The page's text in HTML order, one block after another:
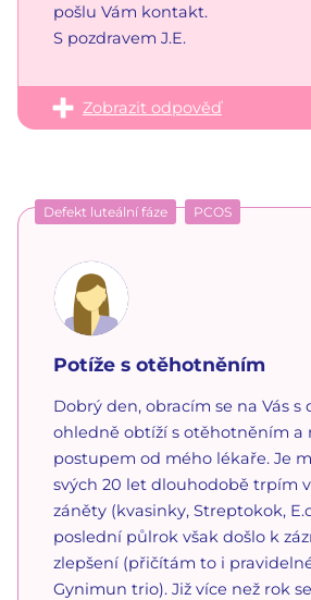
pošlu Vám kontakt.
S pozdravem J.E.
Zobrazit odpověď
Defekt luteální fáze PCOS
Potíže s otěhotněním
Dobrý den, obracím se na Vás s
ohledně obtíží s otěhotněním a
postupem od mého lékaře. Je
svých 20 let dlouhodobě trpím
záněty (kvasinky, Streptokok,
poslední půlrok však došlo k
zlepšení (přičítám to i
Gynimun trio). Již více než rok